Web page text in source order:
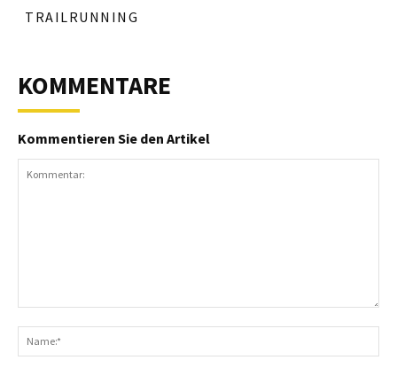
TRAILRUNNING
KOMMENTARE
Kommentieren Sie den Artikel